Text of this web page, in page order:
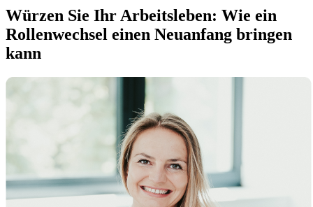
Würzen Sie Ihr Arbeitsleben: Wie ein
Rollenwechsel einen Neuanfang bringen
kann